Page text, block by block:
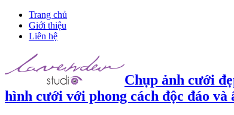
Trang chủ
Giới thiệu
Liên hệ
Chụp ảnh cưới
hình cưới với phong cách độc đáo